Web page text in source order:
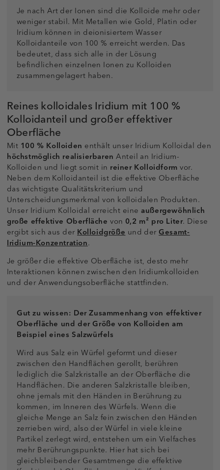
Je nach Art der Ionen sind die Kolloide mehr oder
weniger stabil. Mit Metallen wie Gold, Platin oder
Iridium können in deionisiertem Wasser
Kolloidanteile von 100 % erreicht werden. Das
bedeutet, dass sich alle in der Lösung
befindlichen einzelnen Ionen zu Kolloiden
zusammengelagert haben.
Reines kolloidales Iridium mit 100 %
Kolloidanteil und großer effektiver
Oberfläche
Mit 100 % Kolloiden enthält unser Iridium Kolloidal den
höchstmöglich realisierbaren Anteil an Iridium-
Kolloiden und liegt somit in reiner Kolloidformvor.
Neben dem Kolloidanteil ist die effektive Oberfläche
das wichtigste Qualitätskriterium und
Unterscheidungsmerkmal von kolloidalen Produkten.
Unser Iridium Kolloidal erreicht eineaußergewöhnlich
große effektive Oberfläche von 0,2 m² pro Liter. Diese
ergibt sich aus derKolloidgrößeund derGesamt-
Iridium-Konzentration.
Je größer die effektive Oberfläche ist, desto mehr
Interaktionen können zwischen den Iridiumkolloiden
und der Anwendungsoberfläche stattfinden.
Gut zu wissen: Der Zusammenhang von effektiver
Oberfläche und der Größe von Kolloiden am
Beispiel eines Salzwürfels
Wird aus Salz ein Würfel geformt und dieser
zwischen den Handflächen gerollt, berühren
lediglich die Salzkristalle an der Oberfläche die
Handflächen. Die anderen Salzkristalle bleiben,
ohne jemals mit den Händen in Berührung zu
kommen, im Inneren des Würfels. Wenn die
gleiche Menge an Salz fein zwischen den Händen
zerrieben wird, also der Würfel in viele kleine
Partikel zerlegt wird, entstehen um ein Vielfaches
mehr Berührungspunkte. Hier hat sich bei
gleichbleibender Gesamtmenge die effektive